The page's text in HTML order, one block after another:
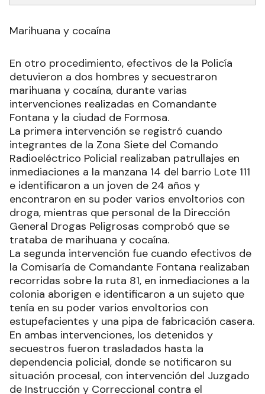
Marihuana y cocaína
En otro procedimiento, efectivos de la Policía
detuvieron a dos hombres y secuestraron
marihuana y cocaína, durante varias
intervenciones realizadas en Comandante
Fontana y la ciudad de Formosa.
La primera intervención se registró cuando
integrantes de la Zona Siete del Comando
Radioeléctrico Policial realizaban patrullajes en
inmediaciones a la manzana 14 del barrio Lote 111
e identificaron a un joven de 24 años y
encontraron en su poder varios envoltorios con
droga, mientras que personal de la Dirección
General Drogas Peligrosas comprobó que se
trataba de marihuana y cocaína.
La segunda intervención fue cuando efectivos de
la Comisaría de Comandante Fontana realizaban
recorridas sobre la ruta 81, en inmediaciones a la
colonia aborigen e identificaron a un sujeto que
tenía en su poder varios envoltorios con
estupefacientes y una pipa de fabricación casera.
En ambas intervenciones, los detenidos y
secuestros fueron trasladados hasta la
dependencia policial, donde se notificaron su
situación procesal, con intervención del Juzgado
de Instrucción y Correccional contra el